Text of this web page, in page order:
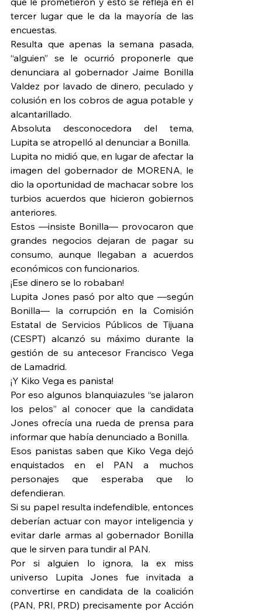
tercer lugar que le da la mayoría de las
encuestas.
Resulta que apenas la semana pasada,
“alguien” se le ocurrió proponerle que
denunciara al gobernador Jaime Bonilla
Valdez por lavado de dinero, peculado y
colusión en los cobros de agua potable y
alcantarillado.
Absoluta desconocedora del tema,
Lupita se atropelló al denunciar a Bonilla.
Lupita no midió que, en lugar de afectar la
imagen del gobernador de MORENA, le
dio la oportunidad de machacar sobre los
turbios acuerdos que hicieron gobiernos
anteriores.
Estos —insiste Bonilla— provocaron que
grandes negocios dejaran de pagar su
consumo, aunque llegaban a acuerdos
económicos con funcionarios.
¡Ese dinero se lo robaban!
Lupita Jones pasó por alto que —según
Bonilla— la corrupción en la Comisión
Estatal de Servicios Públicos de Tijuana
(CESPT) alcanzó su máximo durante la
gestión de su antecesor Francisco Vega
de Lamadrid.
¡Y Kiko Vega es panista!
Por eso algunos blanquiazules “se jalaron
los pelos” al conocer que la candidata
Jones ofrecía una rueda de prensa para
informar que había denunciado a Bonilla.
Esos panistas saben que Kiko Vega dejó
enquistados en el PAN a muchos
personajes que esperaba que lo
defendieran.
Si su papel resulta indefendible, entonces
deberían actuar con mayor inteligencia y
evitar darle armas al gobernador Bonilla
que le sirven para tundir al PAN.
Por si alguien lo ignora, la ex miss
universo Lupita Jones fue invitada a
convertirse en candidata de la coalición
(PAN, PRI, PRD) precisamente por Acción